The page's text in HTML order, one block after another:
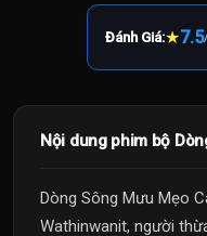
Đánh Giá:★7.5
Nội dung phim bộ
Dòng Sông Mưu Mẹo
Wathinwanit, người